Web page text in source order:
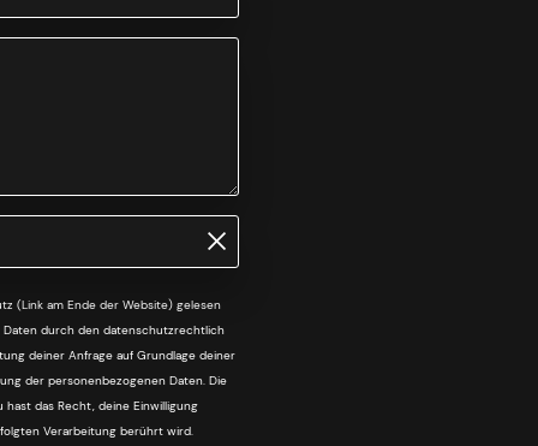
(Link am Ende der Website) gelesen
Daten durch den datenschutzrechtlich
deiner Anfrage auf Grundlage deiner
der personenbezogenen Daten. Die
das Recht, deine Einwilligung
Verarbeitung berührt wird.